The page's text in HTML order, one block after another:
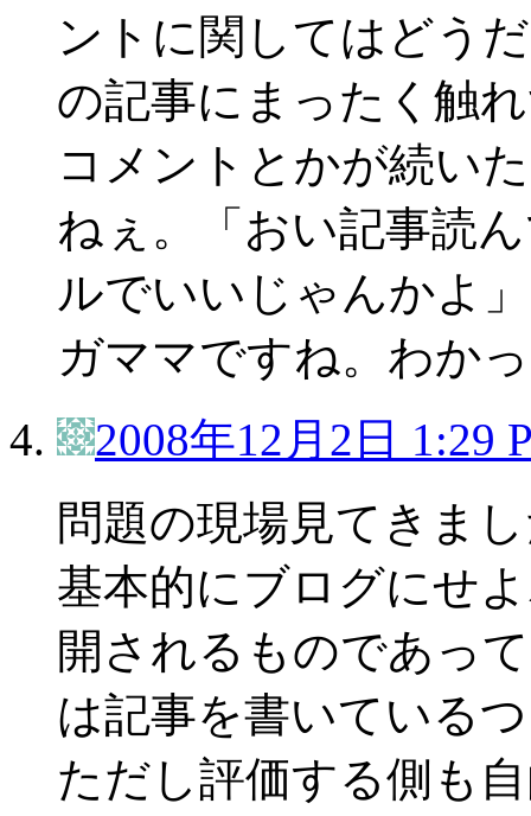
ントに関してはどう
の記事にまったく触
コメントとかが続い
ねぇ。「おい記事読
ルでいいじゃんかよ
ガママですね。わか
2008年12月2日 1:29
問題の現場見てきま
基本的にブログにせ
開されるものであっ
は記事を書いている
ただし評価する側も